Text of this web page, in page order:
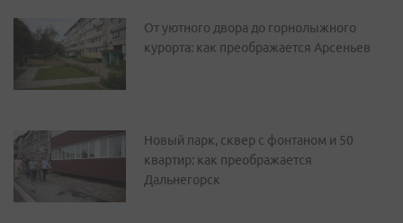
От уютного двора до горнолыжного
курорта: как преображается Арсеньев
Новый парк, сквер с фонтаном и 50
квартир: как преображается
Дальнегорск